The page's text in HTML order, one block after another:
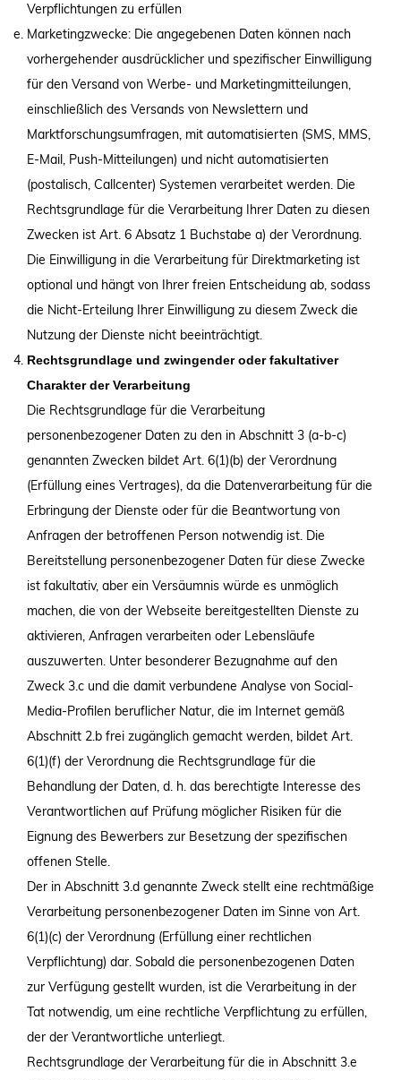
Verpflichtungen zu erfüllen
Marketingzwecke: Die angegebenen Daten können nach
vorhergehender ausdrücklicher und spezifischer Einwilligung
für den Versand von Werbe- und Marketingmitteilungen,
einschließlich des Versands von Newslettern und
Marktforschungsumfragen, mit automatisierten (SMS, MMS,
E-Mail, Push-Mitteilungen) und nicht automatisierten
(postalisch, Callcenter) Systemen verarbeitet werden. Die
Rechtsgrundlage für die Verarbeitung Ihrer Daten zu diesen
Zwecken ist Art. 6 Absatz 1 Buchstabe a) der Verordnung.
Die Einwilligung in die Verarbeitung für Direktmarketing ist
optional und hängt von Ihrer freien Entscheidung ab, sodass
die Nicht-Erteilung Ihrer Einwilligung zu diesem Zweck die
Nutzung der Dienste nicht beeinträchtigt.
Rechtsgrundlage und zwingender oder fakultativer
Charakter der Verarbeitung
Die Rechtsgrundlage für die Verarbeitung
personenbezogener Daten zu den in Abschnitt 3 (a-b-c)
genannten Zwecken bildet Art. 6(1)(b) der Verordnung
(Erfüllung eines Vertrages), da die Datenverarbeitung für die
Erbringung der Dienste oder für die Beantwortung von
Anfragen der betroffenen Person notwendig ist. Die
Bereitstellung personenbezogener Daten für diese Zwecke
ist fakultativ, aber ein Versäumnis würde es unmöglich
machen, die von der Webseite bereitgestellten Dienste zu
aktivieren, Anfragen verarbeiten oder Lebensläufe
auszuwerten. Unter besonderer Bezugnahme auf den
Zweck 3.c und die damit verbundene Analyse von Social-
Media-Profilen beruflicher Natur, die im Internet gemäß
Abschnitt 2.b frei zugänglich gemacht werden, bildet Art.
6(1)(f) der Verordnung die Rechtsgrundlage für die
Behandlung der Daten, d. h. das berechtigte Interesse des
Verantwortlichen auf Prüfung möglicher Risiken für die
Eignung des Bewerbers zur Besetzung der spezifischen
offenen Stelle.
Der in Abschnitt 3.d genannte Zweck stellt eine rechtmäßige
Verarbeitung personenbezogener Daten im Sinne von Art.
6(1)(c) der Verordnung (Erfüllung einer rechtlichen
Verpflichtung) dar. Sobald die personenbezogenen Daten
zur Verfügung gestellt wurden, ist die Verarbeitung in der
Tat notwendig, um eine rechtliche Verpflichtung zu erfüllen,
der der Verantwortliche unterliegt.
Rechtsgrundlage der Verarbeitung für die in Abschnitt 3.e